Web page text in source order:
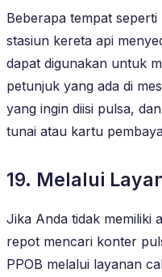
Beberapa tempat
stasiun kereta api
dapat digunakan untuk
petunjuk yang ada di
yang ingin diisi pulsa,
tunai atau kartu
19. Melalui
Jika Anda tidak memiliki
repot mencari konter
PPOB melalui layanan